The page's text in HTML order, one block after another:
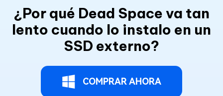
¿Por qué Dead Space va tan
lento cuando lo instalo en un
SSD externo?
COMPRAR AHORA